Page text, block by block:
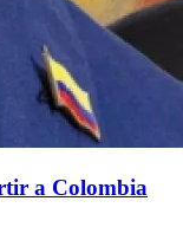
a Colombia